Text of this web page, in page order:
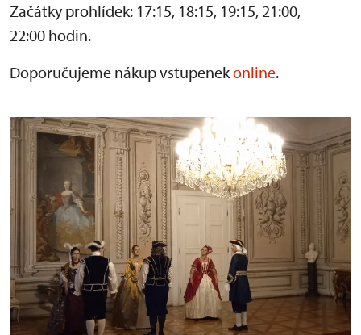
Začátky prohlídek: 17:15, 18:15, 19:15, 21:00,
22:00 hodin.
Doporučujeme nákup vstupenekonline.